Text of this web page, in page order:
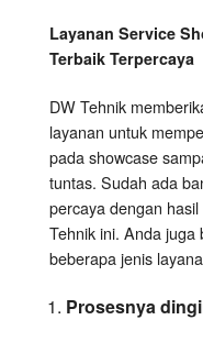
Layanan Service
Terbaik Terpercaya
DW Tehnik
layanan untuk
pada showcase
tuntas. Sudah ada
percaya dengan
Tehnik ini. Anda juga
beberapa jenis
Prosesnya